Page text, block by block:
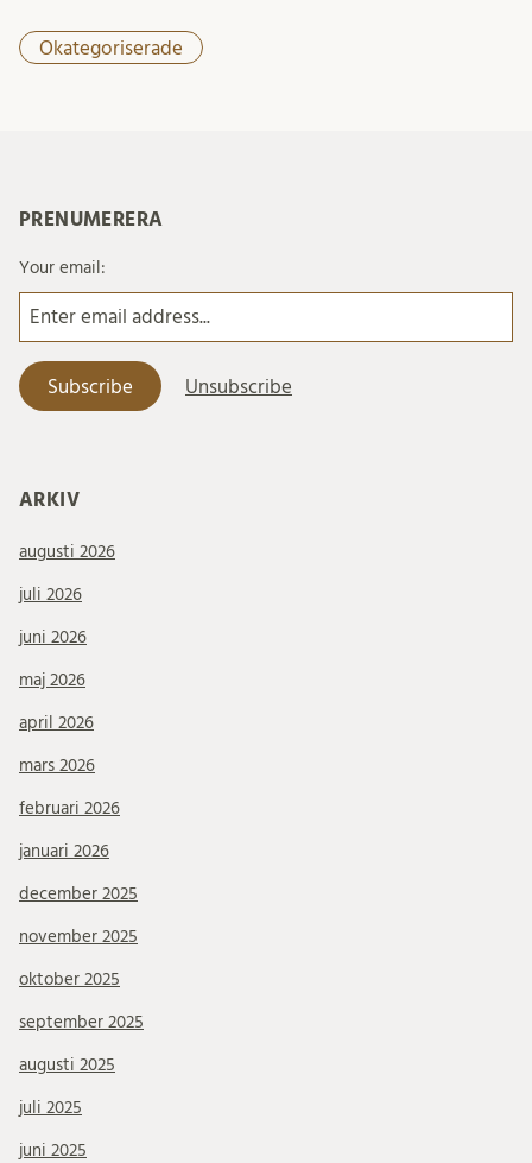
Okategoriserade
PRENUMERERA
Your email:
ARKIV
augusti 2026
juli 2026
juni 2026
maj 2026
april 2026
mars 2026
februari 2026
januari 2026
december 2025
november 2025
oktober 2025
september 2025
augusti 2025
juli 2025
juni 2025